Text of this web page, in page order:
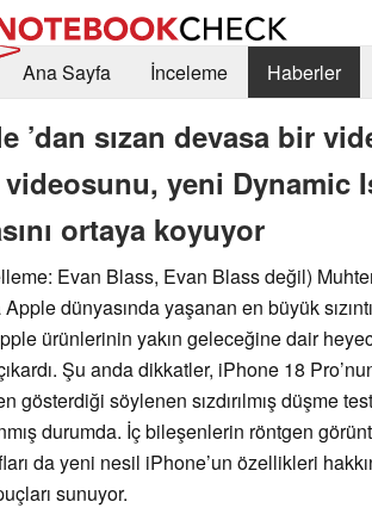
Ana Sayfa
İnceleme Haberler
’dan sızan devasa bir
yeni Dynamic
ortaya koyuyor
Evan Blass, Evan Blass değil)
Apple dünyasında yaşanan en büyük
ürünlerinin yakın geleceğine dair
Şu anda dikkatler, iPhone 18 Pro’nun
gösterdiği söylenen sızdırılmış düşme
durumda. İç bileşenlerin röntgen
da yeni nesil iPhone’un özellikleri
sunuyor.